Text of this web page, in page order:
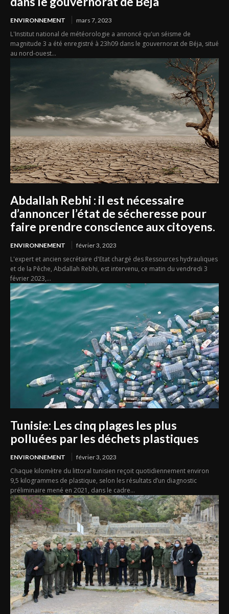
ENVIRONNEMENT mars 7, 2023
L'Institut national de météorologie a annoncé qu'un séisme de
magnitude 3 a été enregistré à 23h09 dans le gouvernorat de Béja, situé
au nord-ouest...
Abdallah Rebhi : il est nécessaire
d’annoncer l’état de sécheresse pour
faire prendre conscience aux citoyens.
ENVIRONNEMENT février 3, 2023
L'expert et ancien secrétaire d'Etat chargé des Ressources hydrauliques
et de la Pêche, Abdallah Rebhi, est intervenu, ce matin du vendredi 3
février 2023,...
Tunisie: Les cinq plages les plus
polluées par les déchets plastiques
ENVIRONNEMENT février 3, 2023
Chaque kilomètre du littoral tunisien reçoit quotidiennement environ
9,5 kilogrammes de plastique, selon les résultats d’un diagnostic
préliminaire mené en 2021, dans le cadre...